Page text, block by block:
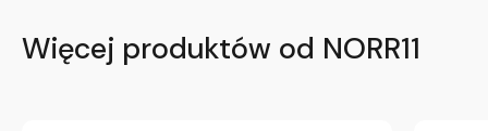
Więcej produktów od NORR11